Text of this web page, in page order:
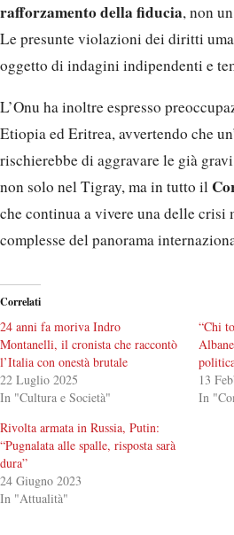
rafforzamento della fiducia, non
Le presunte violazioni dei diritti
oggetto di indagini indipendenti e
L’Onu ha inoltre espresso
Etiopia ed Eritrea, avvertendo che
rischierebbe di aggravare le già
non solo nel Tigray, ma in tutto il
che continua a vivere una delle crisi
complesse del panorama
Correlati
24 anni fa moriva Indro
Montanelli, il cronista che raccontò
l’Italia con onestà brutale
22 Luglio 2025
In "Cultura e Società"
“Chi
13
In
Rivolta armata in Russia, Putin:
“Pugnalata alle spalle, risposta sarà
dura”
24 Giugno 2023
In "Attualità"